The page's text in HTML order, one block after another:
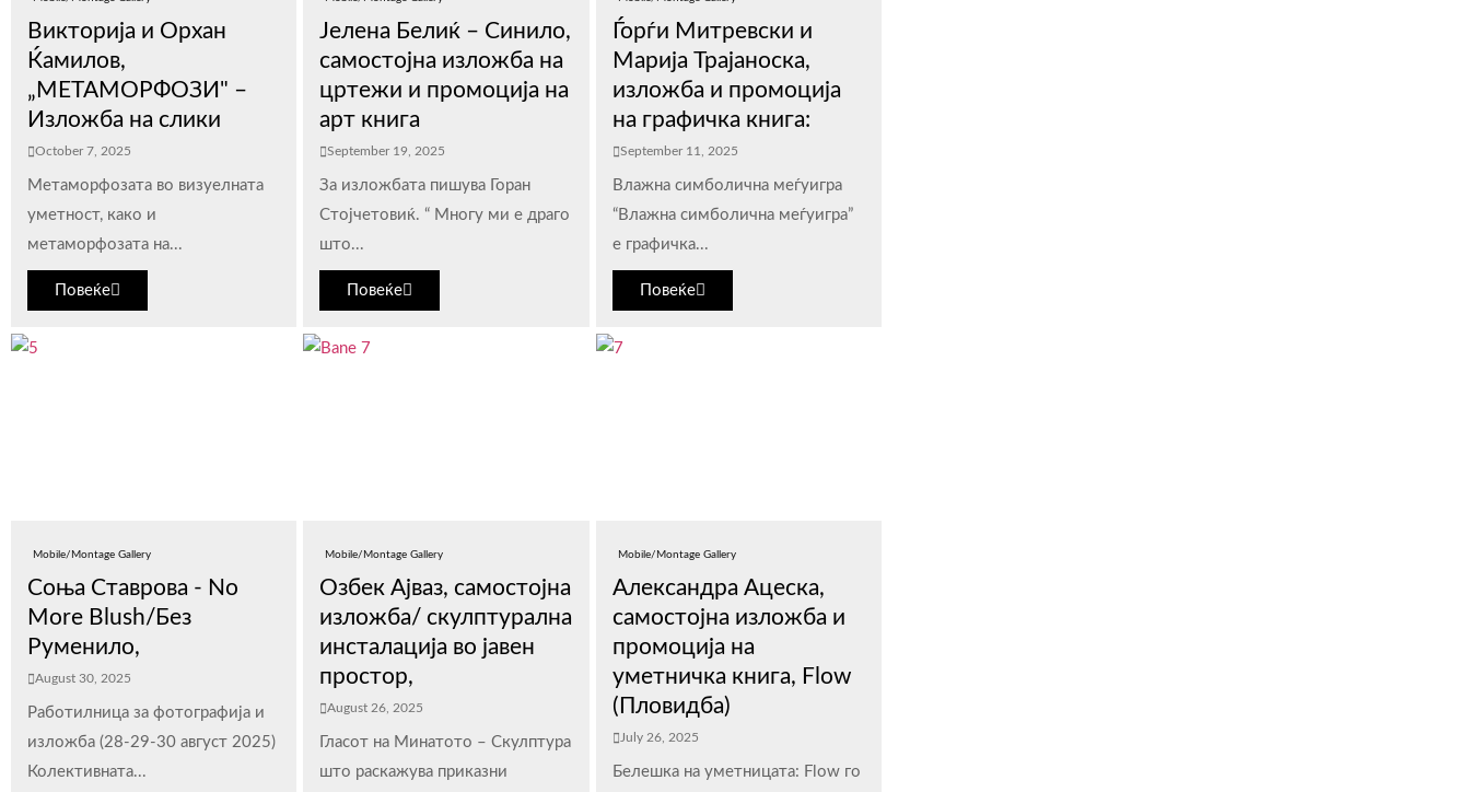
Викторија и Орхан
Ќамилов,
„МЕТАМОРФОЗИ" –
Изложба на слики
October 7, 2025
Метаморфозата во визуелната
уметнoст, како и
метаморфозата на...
Повеќе
Јелена Белиќ – Синило,
самостојна изложба на
цртежи и промоција на
арт книга
September 19, 2025
За изложбата пишува Горан
Стојчетовиќ. “ Многу ми е драго
што...
Повеќе
Ѓорѓи Митревски и
Марија Трајаноска,
изложба и промоција
на графичка книга:
September 11, 2025
Влажна симболична меѓуигра
“Влажна симболична меѓуигра”
е графичка...
Повеќе
Mobile/Montage Gallery
Соња Ставрова - No
More Blush/Без
Руменило,
August 30, 2025
Работилница за фотографија и
изложба (28-29-30 август 2025)
Колективната...
Mobile/Montage Gallery
Озбек Ајваз, самостојна
изложба/ скулптурална
инсталација во јавен
простор,
August 26, 2025
Гласот на Минатото – Скулптура
што раскажува приказни
Mobile/Montage Gallery
Александра Ацеска,
самостојна изложба и
промоција на
уметничка книга, Flow
(Пловидба)
July 26, 2025
Белешка на уметницата: Flow го